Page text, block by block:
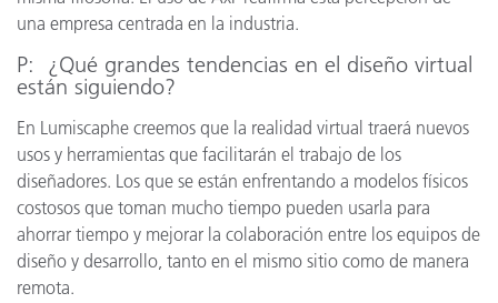
una empresa centrada en la industria.
P: ¿Qué grandes tendencias en el diseño virtual
están siguiendo?
En Lumiscaphe creemos que la realidad virtual traerá nuevos
usos y herramientas que facilitarán el trabajo de los
diseñadores. Los que se están enfrentando a modelos físicos
costosos que toman mucho tiempo pueden usarla para
ahorrar tiempo y mejorar la colaboración entre los equipos de
diseño y desarrollo, tanto en el mismo sitio como de manera
remota.